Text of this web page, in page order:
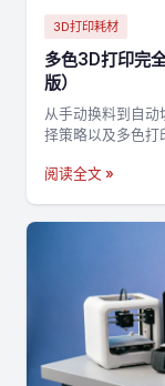
3D打印耗材
多色3D打印完
版）
从手动换料到自
择策略以及多色打
阅读全文 »